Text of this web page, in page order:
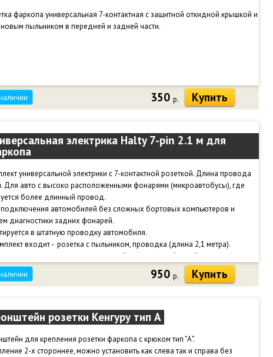
фаркопа универсальная 7-контактная с защитной откидной крышкой и
пыльником в передней и задней части.
350р. Купить
электрика Halty 7-pin 2.1 м для
универсальной электрики с 7-контактной розеткой. Длина провода
Для авто с высоко расположенными фонарями (микроавтобусы), где
более длинный провод.
автомобилей без сложных бортовых компьютеров и
диагностики задних фонарей.
в штатную проводку автомобиля.
входит - розетка с пыльником, проводка (длина 2,1 метра).
розетки - высококачественный пластик, устойчивый к низким
и механическим воздействиям.
КГВВ, сечение 0,5 мм2 и 1,0 мм2 (масса). Токопроводящая жила:
950р. Купить
розетки Кенгуру тип А
для крепления розетки фаркопа с крюком тип "А".
2-х стороннее, можно установить как слева так и справа без